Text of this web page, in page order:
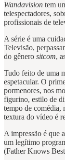
Wandavision tem
telespectadores,
profissionais de
A série é uma
Televisão,
do gênero sitcom,
Tudo feito de uma
espetacular. O
pormenores, nos
figurino, estilo de
tempo de comédia,
textura do vídeo é
A impressão é que
um legítimo
(Father Knows